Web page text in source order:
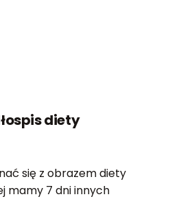
diety
się z obrazem diety
mamy 7 dni innych